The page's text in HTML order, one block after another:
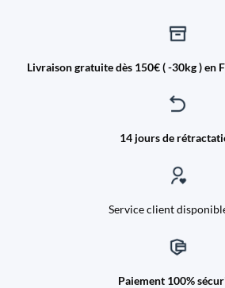
Livraison gratuite dès 150€ ( -30kg ) en
14 jours de
Service client
Paiement 100%